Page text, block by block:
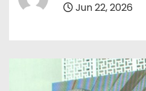
Jun 22, 2026